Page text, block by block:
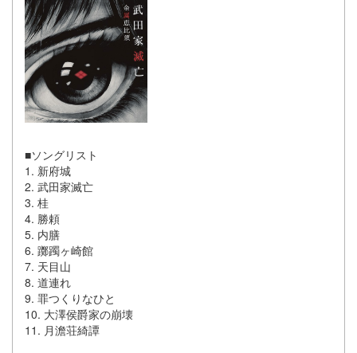
■ソングリスト
1. 新府城
2. 武田家滅亡
3. 桂
4. 勝頼
5. 内膳
6. 躑躅ヶ崎館
7. 天目山
8. 道連れ
9. 罪つくりなひと
10. 大澤侯爵家の崩壊
11. 月澹荘綺譚